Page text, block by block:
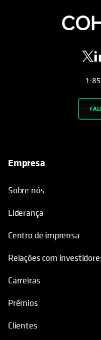
1-
Empresa
Sobre nós
Liderança
Centro de imprensa
Relações com
Carreiras
Prêmios
Clientes